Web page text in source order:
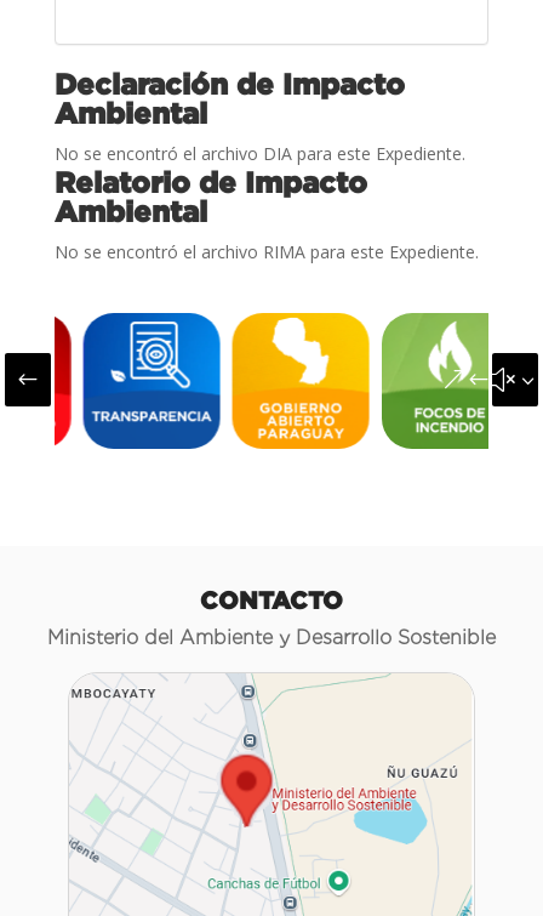
Declaración de Impacto
Ambiental
No se encontró el archivo DIA para este Expediente.
Relatorio de Impacto
Ambiental
No se encontró el archivo RIMA para este Expediente.
#
CONTACTO
Ministerio del Ambiente y Desarrollo Sostenible